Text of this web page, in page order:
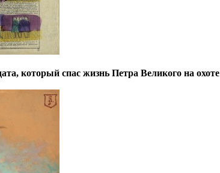
который спас жизнь Петра Великого на охоте